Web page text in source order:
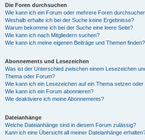
Die Foren durchsuchen
Wie kann ich ein Forum oder mehrere Foren
Weshalb erhalte ich bei der Suche keine Ergebnisse?
Warum bekomme ich bei der Suche eine leere Seite?
Wie kann ich nach Mitgliedern suchen?
Wie kann ich meine eigenen Beiträge und Themen finden?
Abonnements und Lesezeichen
Was ist der Unterschied zwischen einem Lesezeichen
Thema oder Forum?
Wie kann ich ein Lesezeichen auf ein Thema setzen
Wie kann ich ein Forum abonnieren?
Wie deaktiviere ich meine Abonnements?
Dateianhänge
Welche Dateianhänge sind in diesem Forum zulässig?
Kann ich eine Übersicht all meiner Dateianhänge